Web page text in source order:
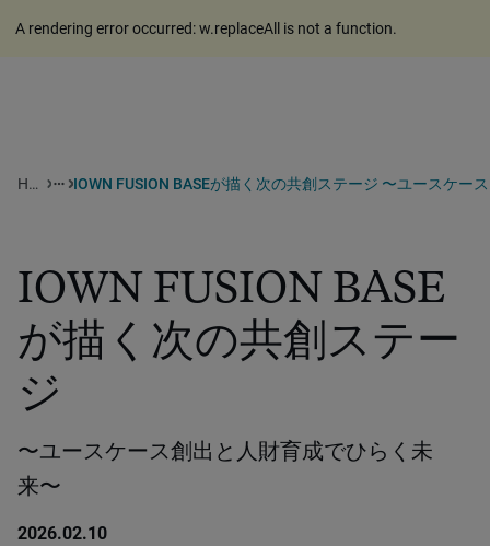
A rendering error occurred:w.replaceAll is not a function.
Home more_horiz
IOWN FUSION BASE
が描く次の共創ステー
ジ
〜ユースケース創出と人財育成でひらく未
来〜
2026.02.10